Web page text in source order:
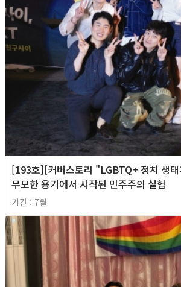
[193호][커버스토리 "LGBTQ+ 정치 생
무모한 용기에서 시작된 민주주의 실험
기간 : 7월